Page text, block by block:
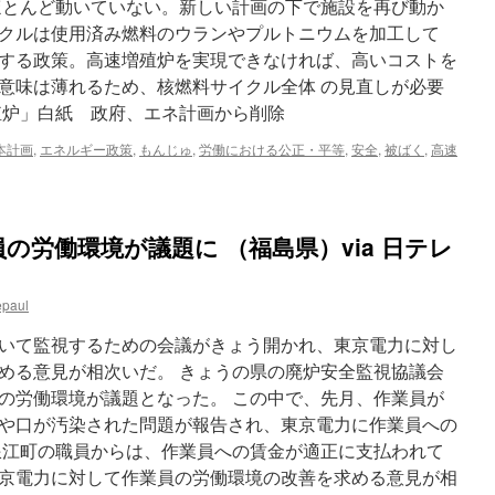
んど動いていない。新しい計画の下で施設を再び動か
ルは使用済み燃料のウランやプルトニウムを加工して
る政策。高速増殖炉を実現できなければ、高いコストを
味は薄れるため、核燃料サイクル全体 の見直しが必要
」白紙 政府、エネ計画から削除
計画, エネルギー政策, もんじゅ, 労働における公正・平等, 安全, 被ばく , 高速
労働環境が議題に （福島県）via 日テレ
て監視するための会議がきょう開かれ、東京電力に対し
る意見が相次いだ。 きょうの県の廃炉安全監視協議会
労働環境が議題となった。 この中で、先月、作業員が
口が汚染された問題が報告され、東京電力に作業員への
町の職員からは、作業員への賃金が適正に支払われて
電力に対して作業員の労働環境の改善を求める意見が相